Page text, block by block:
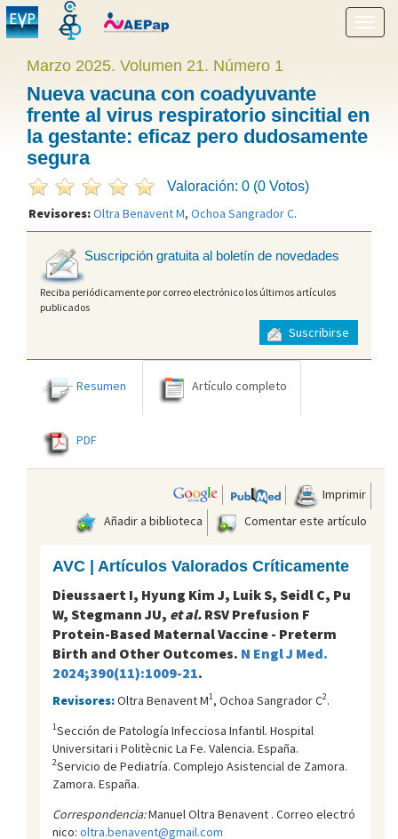
menú
Marzo 2025. Volumen 21. Número 1
Nueva vacuna con coadyuvante
frente al virus respiratorio sincitial en
la gestante: eficaz pero dudosamente
segura
Valoración: 0 (0 Votos)
Revisores:Oltra Benavent M, Ochoa Sangrador C.
Suscripción gratuita al boletín de novedades
Reciba periódicamente por correo electrónico los últimos artículos
publicados
Suscribirse
Resumen Artículo completo
PDF
Imprimir
Añadir a biblioteca
Comentar este artículo
AVC | Artículos Valorados Críticamente
Dieussaert I, Hyung Kim J, Luik S, Seidl C, Pu
W, Stegmann JU, et al. RSV Prefusion F
Protein-Based Maternal Vaccine - Preterm
Birth and Other Outcomes. N Engl J Med.
2024;390(11):1009-21.
Revisores:Oltra Benavent M1, Ochoa Sangrador C2.
1Sección de Patología Infecciosa Infantil. Hospital
Universitari i Politècnic La Fe. Valencia. España.
2Servicio de Pediatría. Complejo Asistencial de Zamora.
Zamora. España.
Correspondencia:Manuel Oltra Benavent . Correo electró
nico: oltra.benavent@gmail.com